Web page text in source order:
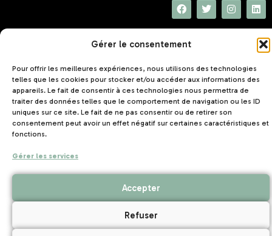
Gérer le consentement
Pour offrir les meilleures expériences, nous utilisons des technologies
telles que les cookies pour stocker et/ou accéder aux informations des
appareils. Le fait de consentir à ces technologies nous permettra de
traiter des données telles que le comportement de navigation ou les ID
uniques sur ce site. Le fait de ne pas consentir ou de retirer son
consentement peut avoir un effet négatif sur certaines caractéristiques et
fonctions.
Gérer les services
Accepter
Refuser
UNAT Bretagne
5 rue Joseph Le Brix
56000 VANNES
Mentions légales